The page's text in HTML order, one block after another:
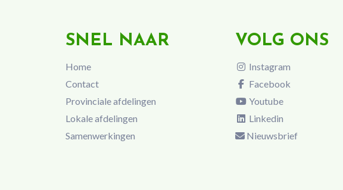
SNEL NAAR
Home
Contact
Provinciale afdelingen
Lokale afdelingen
Samenwerkingen
VOLG ONS
Instagram
Facebook
Youtube
Linkedin
Nieuwsbrief